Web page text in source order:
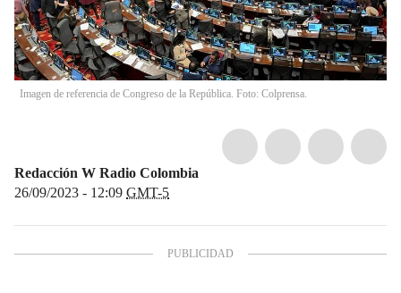
Imagen de referencia de Congreso de la República. Foto: Colprensa.
Redacción W Radio Colombia
26/09/2023 - 12:09 GMT-5